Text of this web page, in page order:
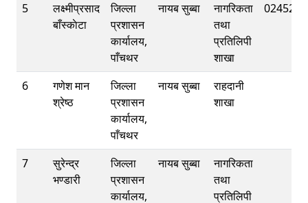
5
लक्ष्मीप्रसाद
बाँस्काेटा
जिल्ला
प्रशासन
कार्यालय,
पाँचथर
नायब सुब्बा
नागरिकता
तथा
प्रतिलिपी
शाखा
6
गणेश मान
श्रेष्ठ
जिल्ला
प्रशासन
कार्यालय,
पाँचथर
नायब सुब्बा
राहदानी
शाखा
7
सुरेन्द्र
भण्डारी
जिल्ला
प्रशासन
कार्यालय,
नायब सुब्बा
नागरिकता
तथा
प्रतिलिपी